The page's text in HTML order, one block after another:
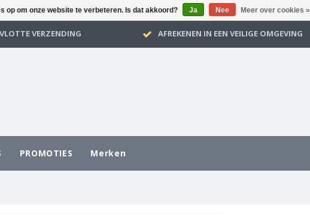
VLOTTE VERZENDING AFREKENEN IN EEN VEILIGE OMGEVING
PROMOTIES Merken
op om onze website te verbeteren. Is dat akkoord? Ja Nee Meer over cookies »